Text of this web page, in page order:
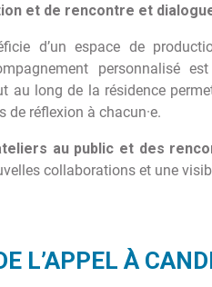
et de rencontre et
d’un espace de
personnalisé
au long de la résidence
de réflexion à chacun·e.
au public et des
collaborations et une
L’APPEL À